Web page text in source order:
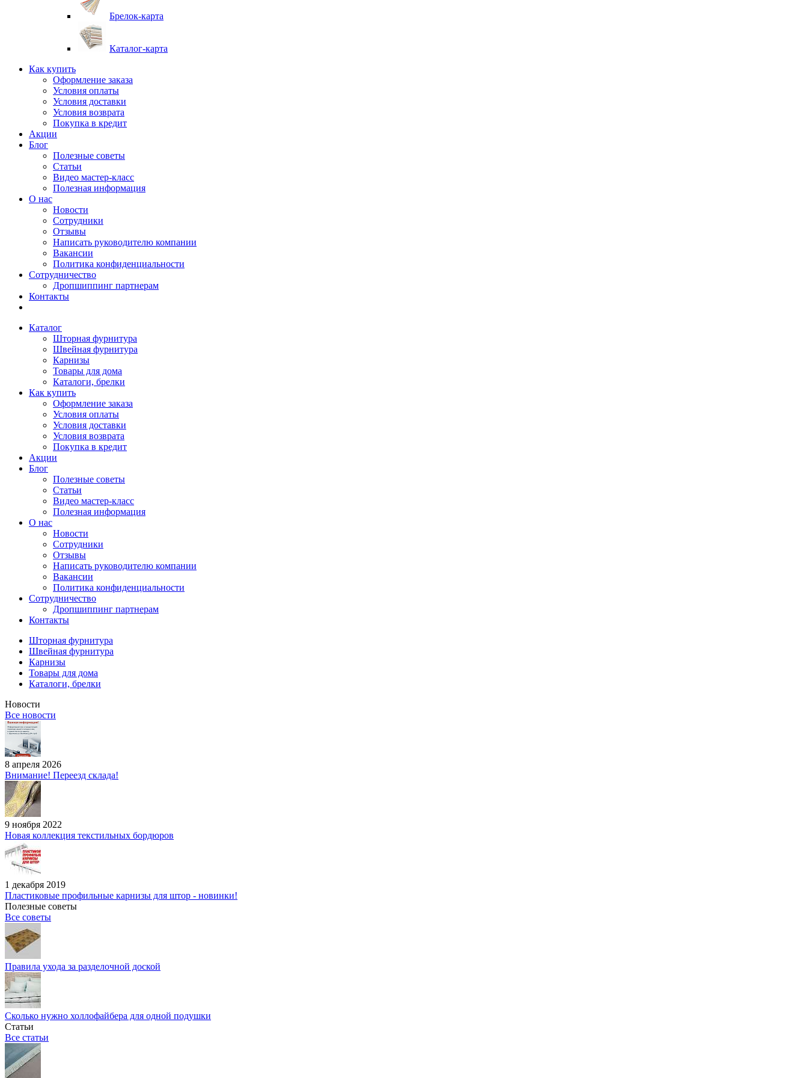
Брелок-карта
Каталог-карта
Как купить
Оформление заказа
Условия оплаты
Условия доставки
Условия возврата
Покупка в кредит
Акции
Блог
Полезные советы
Статьи
Видео мастер-класс
Полезная информация
О нас
Новости
Сотрудники
Отзывы
Написать руководителю компании
Вакансии
Политика конфиденциальности
Сотрудничество
Дропшиппинг партнерам
Контакты
Каталог
Шторная фурнитура
Швейная фурнитура
Карнизы
Товары для дома
Каталоги, брелки
Как купить
Оформление заказа
Условия оплаты
Условия доставки
Условия возврата
Покупка в кредит
Акции
Блог
Полезные советы
Статьи
Видео мастер-класс
Полезная информация
О нас
Новости
Сотрудники
Отзывы
Написать руководителю компании
Вакансии
Политика конфиденциальности
Сотрудничество
Дропшиппинг партнерам
Контакты
Шторная фурнитура
Швейная фурнитура
Карнизы
Товары для дома
Каталоги, брелки
Новости
Все новости
8 апреля 2026
Внимание! Переезд склада!
9 ноября 2022
Новая коллекция текстильных бордюров
1 декабря 2019
Пластиковые профильные карнизы для штор - новинки!
Полезные советы
Все советы
Правила ухода за разделочной доской
Сколько нужно холлофайбера для одной подушки
Статьи
Все статьи